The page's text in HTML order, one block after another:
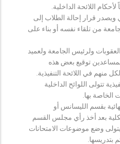
اللائحة الداخلية.
ويصدر قرار إحالة الطلاب إلى
من تلقاء نفسه أو بناء على
ولرئيس الجامعة ولعميد
المساعدين توقيع بعض هذه
منهم في اللائحة التنفيذية.
تتولى اللوائح الداخلية
الخاصة بها.
بقسم الليسانس أو
بعد أخذ رأي مجلس القسم
وضع موضوعات الامتحانات
بتدريسها.